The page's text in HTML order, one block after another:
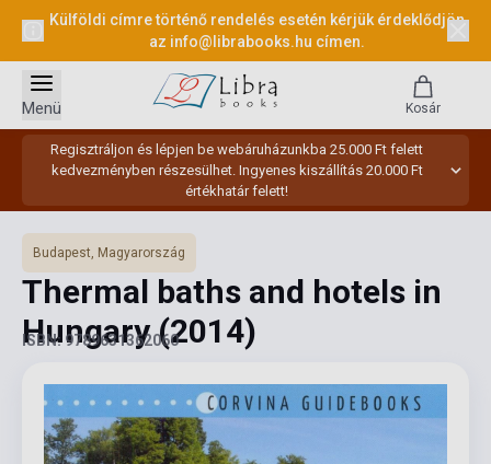
Külföldi címre történő rendelés esetén kérjük érdeklődjön
az info@librabooks.hu címen.
Regisztráljon és lépjen be webáruházunkba 25.000 Ft felett
kedvezményben részesülhet. Ingyenes kiszállítás 20.000 Ft
értékhatár felett!
Menü Kosár
Budapest, Magyarország
Thermal baths and hotels in
Hungary(2014)
ISBN: 9789631362060